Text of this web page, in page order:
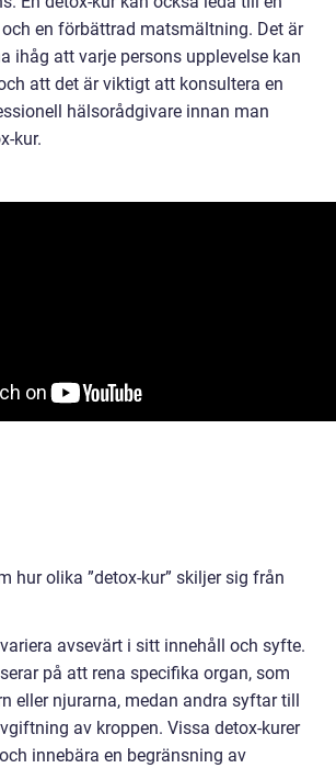
en förbättrad matsmältning. Det är
ihåg att varje persons upplevelse kan
att det är viktigt att konsultera en
hälsorådgivare innan man
kur.
hur olika ”detox-kur” skiljer sig från
avsevärt i sitt innehåll och syfte.
på att rena specifika organ, som
eller njurarna, medan andra syftar till
av kroppen. Vissa detox-kurer
innebära en begränsning av